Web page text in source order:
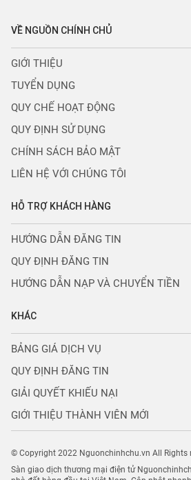
VỀ NGUỒN CHÍNH CHỦ
GIỚI THIỆU
TUYỂN DỤNG
QUY CHẾ HOẠT ĐỘNG
QUY ĐỊNH SỬ DỤNG
CHÍNH SÁCH BẢO MẬT
LIÊN HỆ VỚI CHÚNG TÔI
HỖ TRỢ KHÁCH HÀNG
HƯỚNG DẪN ĐĂNG TIN
QUY ĐỊNH ĐĂNG TIN
HƯỚNG DẪN NẠP VÀ CHUYỂN TIỀN
KHÁC
BẢNG GIÁ DỊCH VỤ
QUY ĐỊNH ĐĂNG TIN
GIẢI QUYẾT KHIẾU NẠI
GIỚI THIỆU THÀNH VIÊN MỚI
© Copyright 2022 Nguonchinhchu.vn All Rights
Sàn giao dịch thương mại điện tử